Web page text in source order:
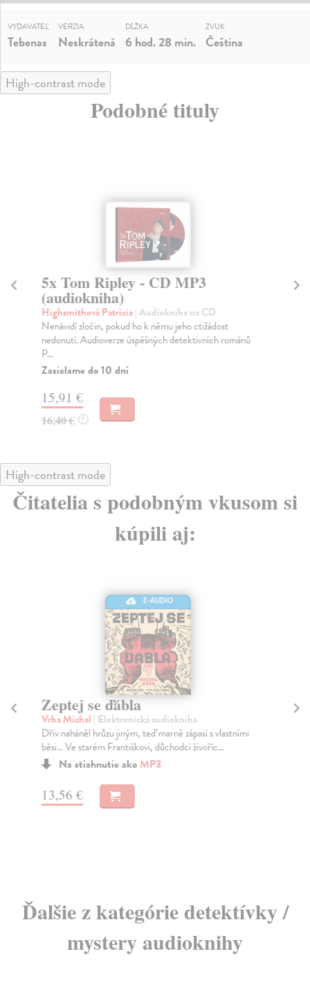
VYDAVATEĽ
Tebenas
VERZIA
Neskrátená
DĹŽKA
6 hod. 28 min.
ZVUK
Čeština
High-contrast mode
Podobné tituly
5x Tom Ripley - CD MP3
(audiokniha)
Highsmithová Patricia| Audiokniha na CD
Nenávidí zločin, pokud ho k němu jeho ctižádost
nedonutí. Audioverze úspěšných detektivních románů
P...
Zasielame do 10 dní
15,91 €
16,40 € ?
High-contrast mode
Čitatelia s podobným vkusom si
kúpili aj:
E-AUDIO
Zeptej se ďábla
Vrba Michal | Elektronická audiokniha
Dřív naháněl hrůzu jiným, teď marně zápasí s vlastními
běsi… Ve starém Františkovi, důchodci živoříc...
Na stiahnutie akoMP3
13,56 €
Ďalšie z kategórie detektívky /
mystery audioknihy